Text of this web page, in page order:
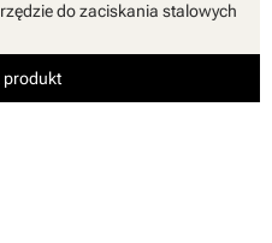
do zaciskania stalowych
produkt